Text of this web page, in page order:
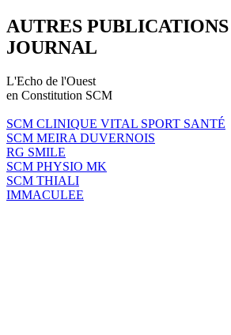
AUTRES
JOURNAL
L'Echo de l'Ouest
en Constitution SCM
SCM CLINIQUE VITAL SPORT SANTÉ
SCM MEIRA DUVERNOIS
RG SMILE
SCM PHYSIO MK
SCM THIALI
IMMACULEE